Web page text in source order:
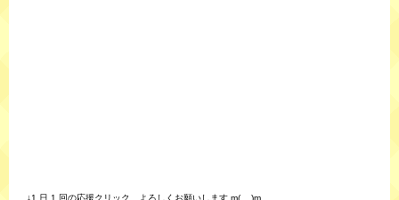
↓1 日 1 回の応援クリック、よろしくお願いします m(._.)m